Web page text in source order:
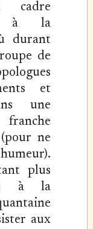
cadre
à la
durant
de
et
une
ne
plus
à la
aux